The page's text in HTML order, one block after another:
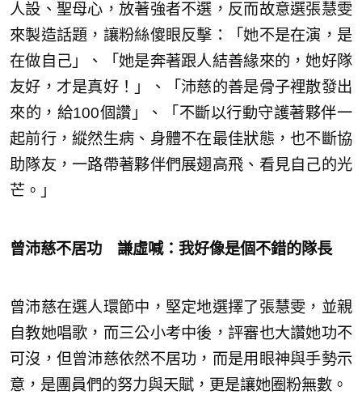
人設、聖母心，放著強者不選，反而故意選張慧雯
來製造話題，讓粉絲傻眼反擊：「她不是在演，是
在做自己」、「她是奔著跟人結善緣來的，她好隊
友好，才是真好！」、「沛慈的善是骨子裡散發出
來的，給100個讚」、「不斷以行動守護著夥伴一
起前行，縱然生病、身體不在最佳狀態，也不斷協
助隊友，一路帶著夥伴們展翅高飛、看見自己的光
芒。」
曾沛慈不居功 謙虛喊：我好像是個不錯的隊長
曾沛慈在選人環節中，堅定地選擇了張慧雯，並親
自教她唱歌，而三公小考中後，評審也大讚她功不
可沒，但曾沛慈依然不居功，而是用眼神與手勢示
意，是團員們的努力與天賦，更是讓她圈粉無數。